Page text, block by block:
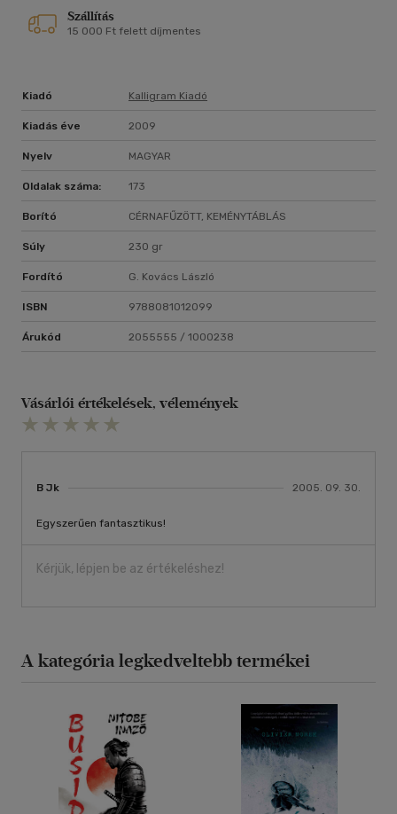
Szállítás
15 000 Ft felett díjmentes
Kiadó Kalligram Kiadó
Kiadás éve 2009
Nyelv MAGYAR
Oldalak száma: 173
Borító CÉRNAFŰZÖTT, KEMÉNYTÁBLÁS
Súly 230 gr
Fordító G. Kovács László
ISBN 9788081012099
Árukód 2055555 / 1000238
Vásárlói értékelések, vélemények
B Jk 2005. 09. 30.
Egyszerűen fantasztikus!
Kérjük, lépjen be az értékeléshez!
A kategória legkedveltebb termékei